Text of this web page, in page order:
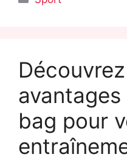
bag pour